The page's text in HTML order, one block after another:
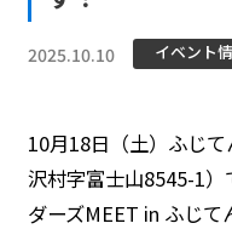
2025.10.10 イベント
10月18日（土）ふじ
沢村字富士山8545-1
ダーズMEET in ふじ